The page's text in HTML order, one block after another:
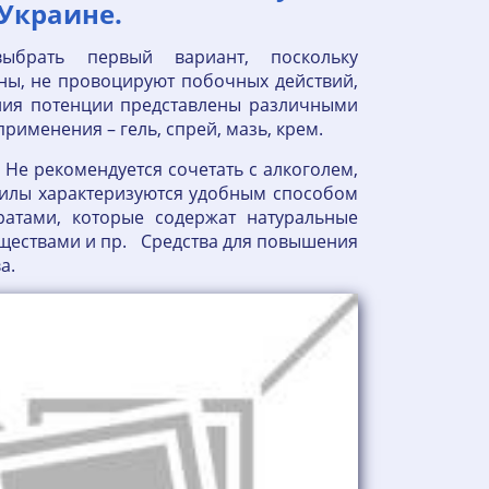
первый вариант, поскольку
не провоцируют побочных действий,
потенции представлены различными
– гель, спрей, мазь, крем.
рекомендуется сочетать с алкоголем,
характеризуются удобным способом
которые содержат натуральные
и пр. Средства для повышения